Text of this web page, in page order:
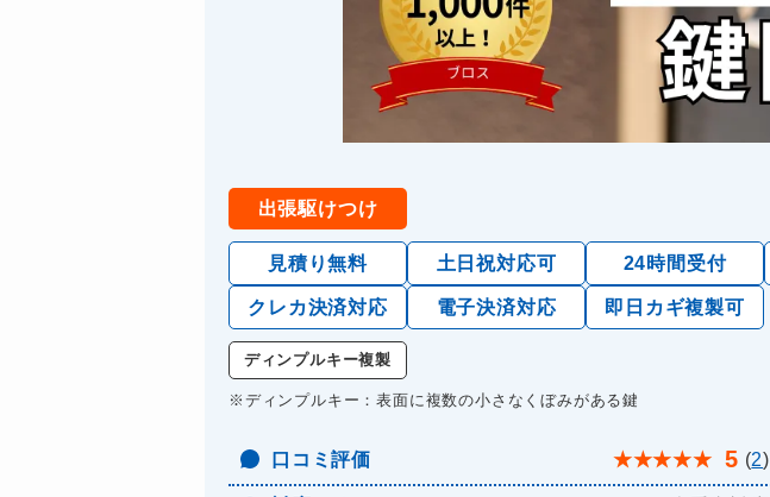
出張駆けつけ
見積り無料 土日祝対応可 24時間受付
クレカ決済対応 電子決済対応 即日カギ複製可
ディンプルキー複製
※ディンプルキー：表面に複数の小さなくぼみがある鍵
口コミ評価 ★★★★★ 5 (2)